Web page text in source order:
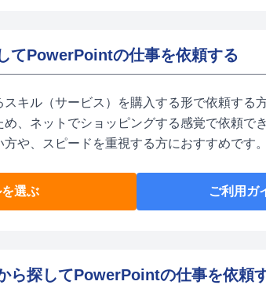
てPowerPointの仕事を依頼する
スキル（サービス）を購入する形で依頼する
、ネットでショッピングする感覚で依頼で
や、スピードを重視する方におすすめです。
選ぶ ご利用ガ
ら探してPowerPointの仕事を依頼